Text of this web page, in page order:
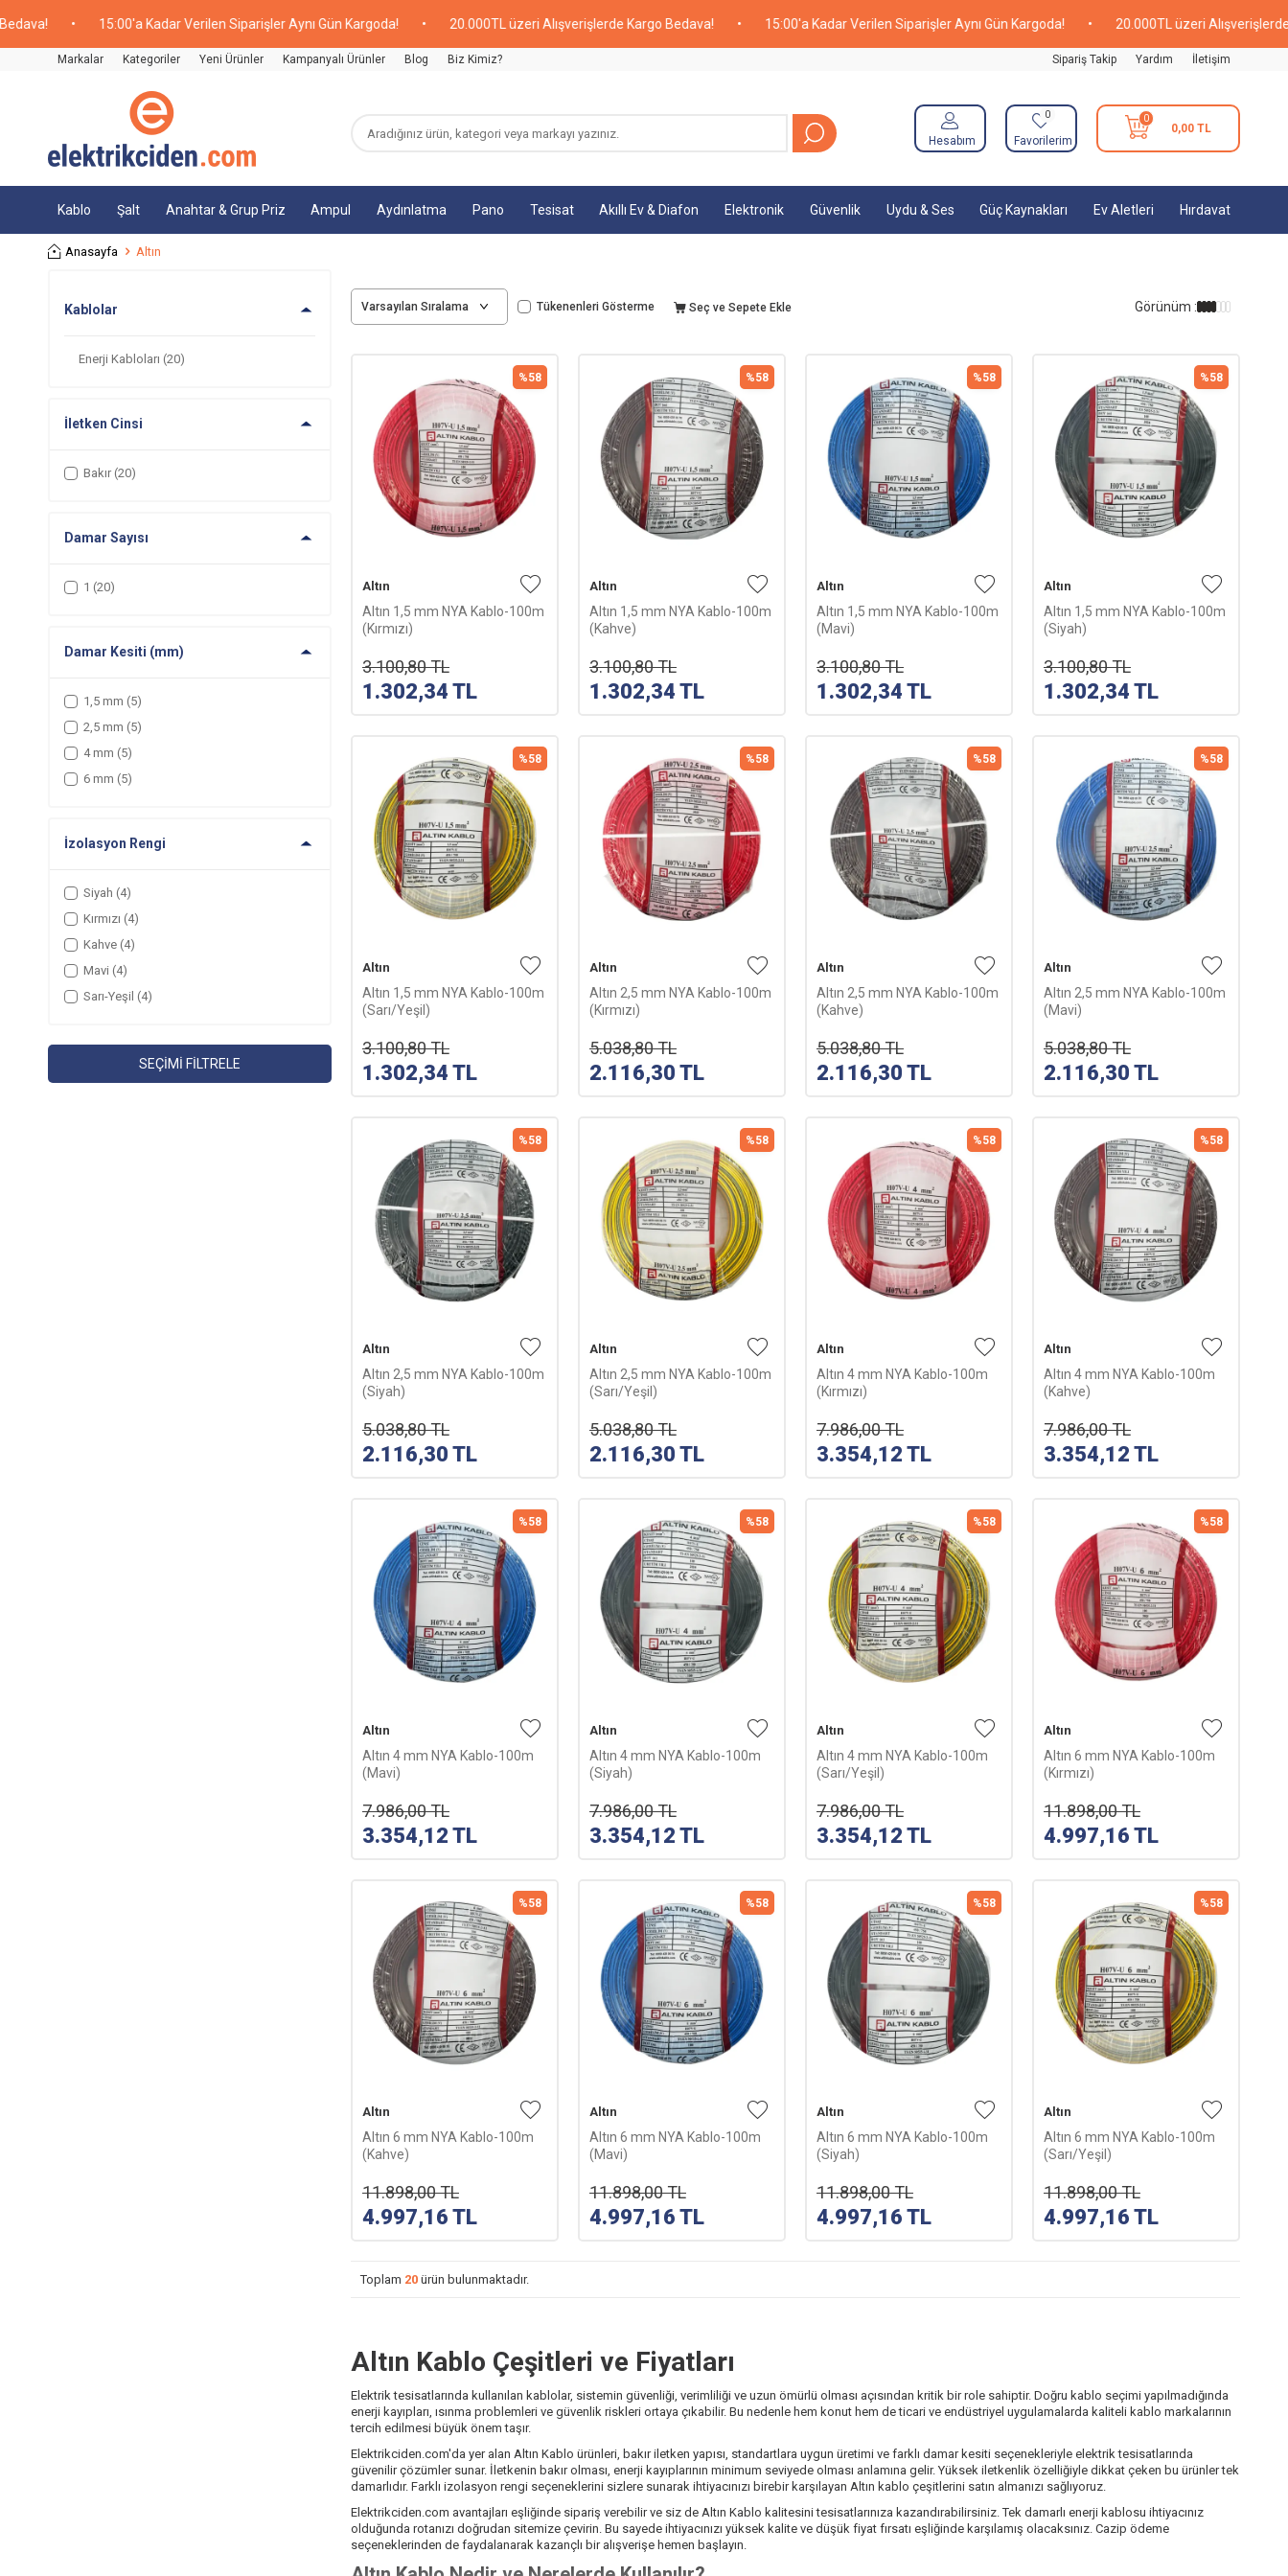
• 15:00'a Kadar Verilen Siparişler Aynı Gün Kargoda! • 20.000TL üzeri Alışverişlerde Kargo Bedava! • 15:00'a Kadar Verilen Siparişler Aynı Gün Kargoda! • 20.000TL üzeri Alışverişlerde Kargo
Markalar Kategoriler Yeni Ürünler Kampanyalı Ürünler Blog Biz Kimiz? Sipariş Takip Yardım İletişim
Hesabım
0
Favorilerim
0
0,00TL
Kablo Şalt Anahtar & Grup Priz Ampul Aydınlatma Pano Tesisat Akıllı Ev & Diafon Elektronik Güvenlik Uydu & Ses Güç Kaynakları Ev Aletleri Hırdavat
Anasayfa Altın
Kablolar
Enerji Kabloları (20)
İletken Cinsi
Bakır (20)
Damar Sayısı
1 (20)
Damar Kesiti (mm)
1,5 mm (5)
2,5 mm (5)
4 mm (5)
6 mm (5)
İzolasyon Rengi
Siyah (4)
Kırmızı (4)
Kahve (4)
Mavi (4)
Sarı-Yeşil (4)
SEÇIMI FILTRELE
Tükenenleri Gösterme Seç ve Sepete Ekle Görünüm :
%58
Altın
Altın 1,5 mm NYA Kablo-100m
(Kırmızı)
3.100,80TL
1.302,34 TL
%58
Altın
Altın 1,5 mm NYA Kablo-100m
(Kahve)
3.100,80TL
1.302,34 TL
%58
Altın
Altın 1,5 mm NYA Kablo-100m
(Mavi)
3.100,80TL
1.302,34 TL
%58
Altın
Altın 1,5 mm NYA Kablo-100m
(Siyah)
3.100,80TL
1.302,34 TL
%58
Altın
Altın 1,5 mm NYA Kablo-100m
(Sarı/Yeşil)
3.100,80TL
1.302,34 TL
%58
Altın
Altın 2,5 mm NYA Kablo-100m
(Kırmızı)
5.038,80TL
2.116,30 TL
%58
Altın
Altın 2,5 mm NYA Kablo-100m
(Kahve)
5.038,80TL
2.116,30 TL
%58
Altın
Altın 2,5 mm NYA Kablo-100m
(Mavi)
5.038,80TL
2.116,30 TL
%58
Altın
Altın 2,5 mm NYA Kablo-100m
(Siyah)
5.038,80TL
2.116,30 TL
%58
Altın
Altın 2,5 mm NYA Kablo-100m
(Sarı/Yeşil)
5.038,80TL
2.116,30 TL
%58
Altın
Altın 4 mm NYA Kablo-100m
(Kırmızı)
7.986,00TL
3.354,12 TL
%58
Altın
Altın 4 mm NYA Kablo-100m
(Kahve)
7.986,00TL
3.354,12 TL
%58
Altın
Altın 4 mm NYA Kablo-100m
(Mavi)
7.986,00TL
3.354,12 TL
%58
Altın
Altın 4 mm NYA Kablo-100m
(Siyah)
7.986,00TL
3.354,12 TL
%58
Altın
Altın 4 mm NYA Kablo-100m
(Sarı/Yeşil)
7.986,00TL
3.354,12 TL
%58
Altın
Altın 6 mm NYA Kablo-100m
(Kırmızı)
11.898,00TL
4.997,16 TL
%58
Altın
Altın 6 mm NYA Kablo-100m
(Kahve)
11.898,00TL
4.997,16 TL
%58
Altın
Altın 6 mm NYA Kablo-100m
(Mavi)
11.898,00TL
4.997,16 TL
%58
Altın
Altın 6 mm NYA Kablo-100m
(Siyah)
11.898,00TL
4.997,16 TL
%58
Altın
Altın 6 mm NYA Kablo-100m
(Sarı/Yeşil)
11.898,00TL
4.997,16 TL
Toplam 20 ürün bulunmaktadır.
Altın Kablo Çeşitleri ve Fiyatları
Elektrik tesisatlarında kullanılan kablolar, sistemin güvenliği, verimliliği ve uzun ömürlü olması açısından kritik bir role sahiptir. Doğru kablo seçimi yapılmadığında
enerji kayıpları, ısınma problemleri ve güvenlik riskleri ortaya çıkabilir. Bu nedenle hem konut hem de ticari ve endüstriyel uygulamalarda kaliteli kablo markalarının
tercih edilmesi büyük önem taşır.
Elektrikciden.com'da yer alan Altın Kablo ürünleri, bakır iletken yapısı, standartlara uygun üretimi ve farklı damar kesiti seçenekleriyle elektrik tesisatlarında
güvenilir çözümler sunar. İletkenin bakır olması, enerji kayıplarının minimum seviyede olması anlamına gelir. Yüksek iletkenlik özelliğiyle dikkat çeken bu ürünler tek
damarlıdır. Farklı izolasyon rengi seçeneklerini sizlere sunarak ihtiyacınızı birebir karşılayan Altın kablo çeşitlerini satın almanızı sağlıyoruz.
Elektrikciden.com avantajları eşliğinde sipariş verebilir ve siz de Altın Kablo kalitesini tesisatlarınıza kazandırabilirsiniz. Tek damarlı enerji kablosu ihtiyacınız
olduğunda rotanızı doğrudan sitemize çevirin. Bu sayede ihtiyacınızı yüksek kalite ve düşük fiyat fırsatı eşliğinde karşılamış olacaksınız. Cazip ödeme
seçeneklerinden de faydalanarak kazançlı bir alışverişe hemen başlayın.